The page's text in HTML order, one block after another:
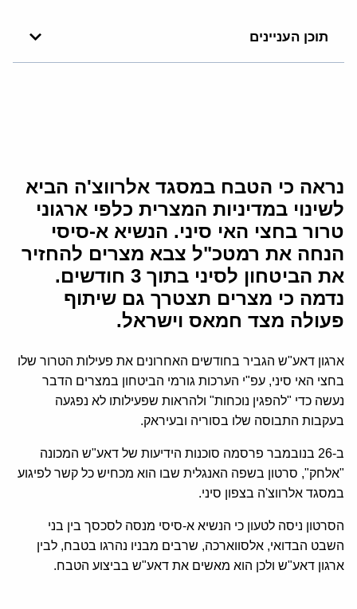
תוכן העניינים
נראה כי הטבח במסגד אלרווצ'ה הביא
לשינוי במדיניות המצרית כלפי ארגוני
טרור בחצי האי סיני. הנשיא א-סיסי
הנחה את רמטכ"ל צבא מצרים להחזיר
את הביטחון לסיני בתוך 3 חודשים.
נדמה כי מצרים תצטרך גם שיתוף
פעולה מצד חמאס וישראל.
ארגון דאע"ש הגביר בחודשים האחרונים את פעילות הטרור שלו
בחצי האי סיני, עפ"י הערכות גורמי הביטחון במצרים הדבר
נעשה כדי "להפגין נוכחות" ולהראות שפעילותו לא נפגעה
בעקבות התבוסה שלו בסוריה ובעיראק.
ב-26 בנובמבר פרסמה סוכנות הידיעות של דאע"ש המכונה
"אלחק", סרטון בשפה האנגלית שבו הוא מכחיש כל קשר לפיגוע
במסגד אלרווצ'ה בצפון סיני.
הסרטון ניסה לטעון כי הנשיא א-סיסי מנסה לסכסך בין בני
השבט הבדואי, אלסווארכה, שרבים מבניו נהרגו בטבח, לבין
ארגון דאע"ש ולכן הוא מאשים את דאע"ש בביצוע הטבח.